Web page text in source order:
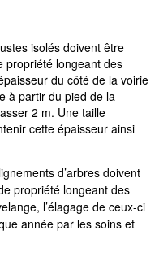
isolés doivent être
propriété longeant des
du côté de la voirie
à partir du pied de la
2 m. Une taille
cette épaisseur ainsi
d’arbres doivent
propriété longeant des
, l’élagage de ceux-ci
année par les soins et